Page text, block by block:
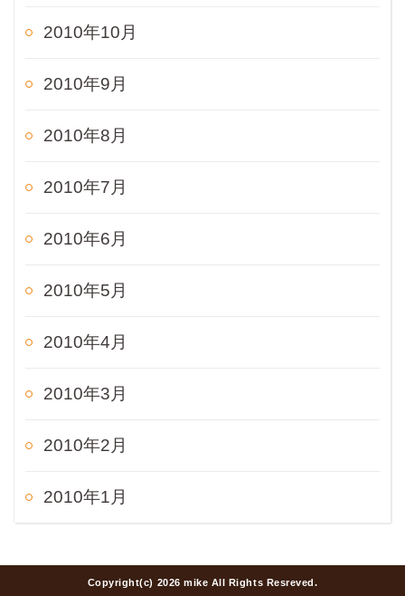
2010年10月
2010年9月
2010年8月
2010年7月
2010年6月
2010年5月
2010年4月
2010年3月
2010年2月
2010年1月
Copyright(c) 2026 mike All Rights Resreved.